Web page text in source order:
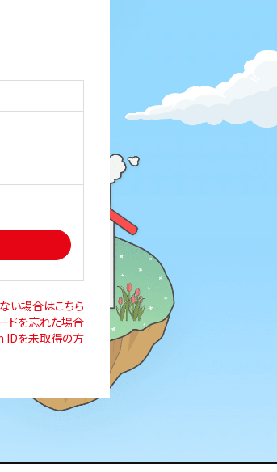
い場合はこちら
ドを忘れた場合
IDを未取得の方